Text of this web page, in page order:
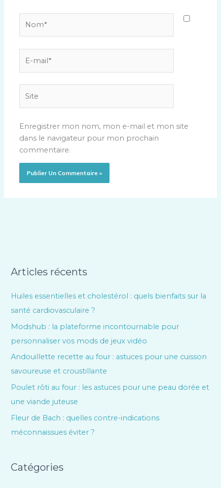
mail*
Enregistrer mon nom, mon e-mail et mon site
dans le navigateur pour mon prochain
commentaire.
Articles récents
Huiles essentielles et cholestérol : quels bienfaits sur la
santé cardiovasculaire ?
Modshub : la plateforme incontournable pour
personnaliser vos mods de jeux vidéo
Andouillette recette au four : astuces pour une cuisson
savoureuse et croustillante
Poulet rôti au four : les astuces pour une peau dorée et
une viande juteuse
Fleur de Bach : quelles contre-indications
méconnaissues éviter ?
Catégories